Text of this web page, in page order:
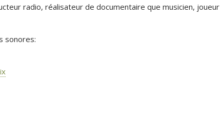
radio, réalisateur de documentaire que musicien, joueur
sonores: